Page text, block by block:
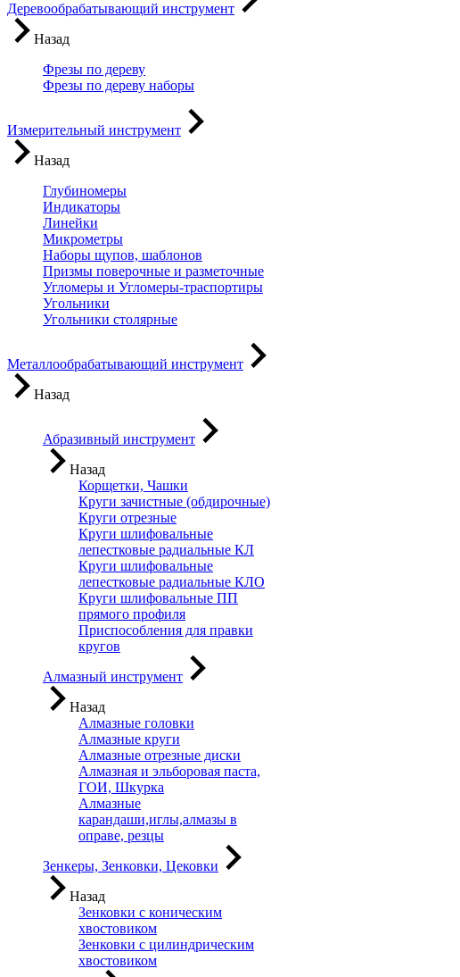
Деревообрабатывающий инструмент
Назад
Фрезы по дереву
Фрезы по дереву наборы
Измерительный инструмент
Назад
Глубиномеры
Индикаторы
Линейки
Микрометры
Наборы щупов, шаблонов
Призмы поверочные и разметочные
Угломеры и Угломеры-траспортиры
Угольники
Угольники столярные
Металлообрабатывающий инструмент
Назад
Абразивный инструмент
Назад
Корщетки, Чашки
Круги зачистные (обдирочные)
Круги отрезные
Круги шлифовальные
лепестковые радиальные КЛ
Круги шлифовальные
лепестковые радиальные КЛО
Круги шлифовальные ПП
прямого профиля
Приспособления для правки
кругов
Алмазный инструмент
Назад
Алмазные головки
Алмазные круги
Алмазные отрезные диски
Алмазная и эльборовая паста,
ГОИ, Шкурка
Алмазные
карандаши,иглы,алмазы в
оправе, резцы
Зенкеры, Зенковки, Цековки
Назад
Зенковки с коническим
хвостовиком
Зенковки с цилиндрическим
хвостовиком